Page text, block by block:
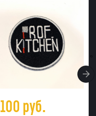
100руб.